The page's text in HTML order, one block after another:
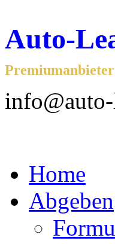
Auto-
Home
Abgeben